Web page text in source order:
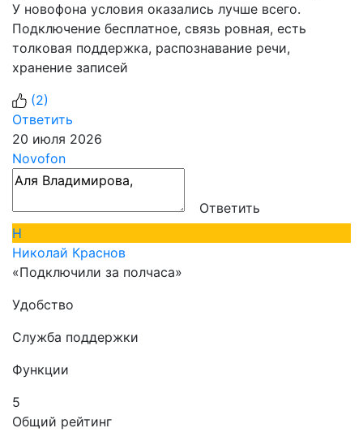
У новофона условия оказались лучше всего.
Подключение бесплатное, связь ровная, есть
толковая поддержка, распознавание речи,
хранение записей
(2)
Ответить
20 июля 2026
Novofon
Ответить
Н
Николай Краснов
«Подключили за полчаса»
Удобство
Служба поддержки
Функции
5
Общий рейтинг